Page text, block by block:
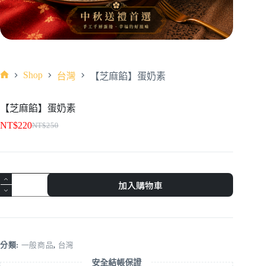
Shop 台灣 【芝麻餡】蛋奶素
【芝麻餡】蛋奶素
NT$250
NT$220
加入購物車
分類: 一般商品, 台灣
安全結帳保證